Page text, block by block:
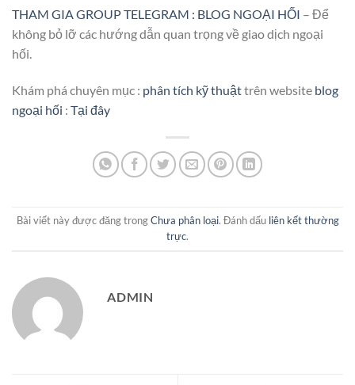
THAM GIA GROUP TELEGRAM : BLOG NGOẠI HỐI – Để
không bỏ lỡ các hướng dẫn quan trọng về giao dịch ngoại
hối.
Khám phá chuyên mục : phân tích kỹ thuậttrên website blog
ngoại hối : Tại đây
Bài viết này được đăng trongChưa phân loại. Đánh dấu liên kết thường
trực.
ADMIN